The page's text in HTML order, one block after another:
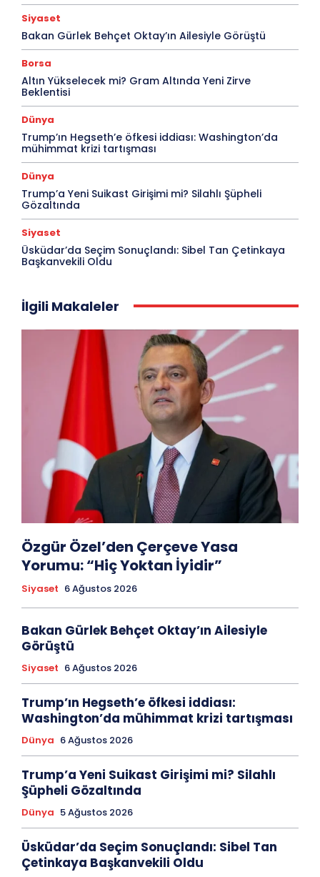
Siyaset
Bakan Gürlek Behçet Oktay’ın Ailesiyle Görüştü
Borsa
Altın Yükselecek mi? Gram Altında Yeni Zirve
Beklentisi
Dünya
Trump’ın Hegseth’e öfkesi iddiası: Washington’da
mühimmat krizi tartışması
Dünya
Trump’a Yeni Suikast Girişimi mi? Silahlı Şüpheli
Gözaltında
Siyaset
Üsküdar’da Seçim Sonuçlandı: Sibel Tan Çetinkaya
Başkanvekili Oldu
İlgili Makaleler
Özgür Özel’den Çerçeve Yasa
Yorumu: “Hiç Yoktan İyidir”
Siyaset 6 Ağustos 2026
Bakan Gürlek Behçet Oktay’ın Ailesiyle
Görüştü
Siyaset 6 Ağustos 2026
Trump’ın Hegseth’e öfkesi iddiası:
Washington’da mühimmat krizi tartışması
Dünya 6 Ağustos 2026
Trump’a Yeni Suikast Girişimi mi? Silahlı
Şüpheli Gözaltında
Dünya 5 Ağustos 2026
Üsküdar’da Seçim Sonuçlandı: Sibel Tan
Çetinkaya Başkanvekili Oldu